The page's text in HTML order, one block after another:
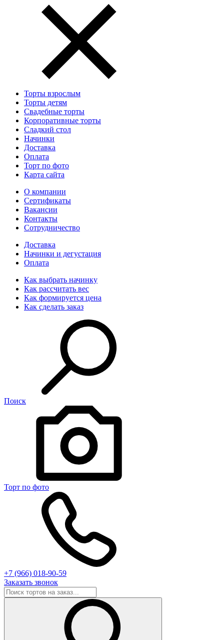
Торты взрослым
Торты детям
Свадебные торты
Корпоративные торты
Сладкий стол
Начинки
Доставка
Оплата
Торт по фото
Карта сайта
О компании
Сертификаты
Вакансии
Контакты
Сотрудничество
Доставка
Начинки и дегустация
Оплата
Как выбрать начинку
Как рассчитать вес
Как формируется цена
Как сделать заказ
Поиск
Торт по фото
+7 (966) 018-90-59
Заказать звонок